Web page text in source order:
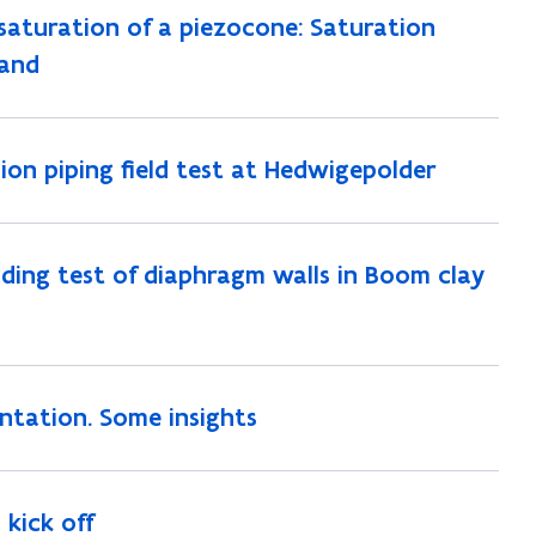
of a piezocone: Saturation
piping field test at Hedwigepolder
test of diaphragm walls in Boom clay
Some insights
kick off